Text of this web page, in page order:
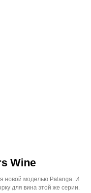
Wine
новой моделью Palanga. И
для вина этой же серии.